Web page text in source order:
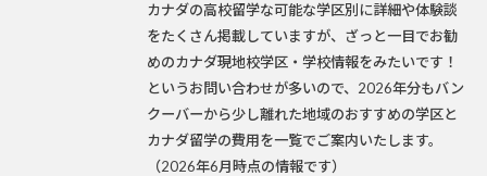
カナダの高校留学な可能な学区別に詳細や体験談
をたくさん掲載していますが、ざっと一目でお勧
めのカナダ現地校学区・学校情報をみたいです！
というお問い合わせが多いので、2026年分もバン
クーバーから少し離れた地域のおすすめの学区と
カナダ留学の費用を一覧でご案内いたします。
（2026年6月時点の情報です）